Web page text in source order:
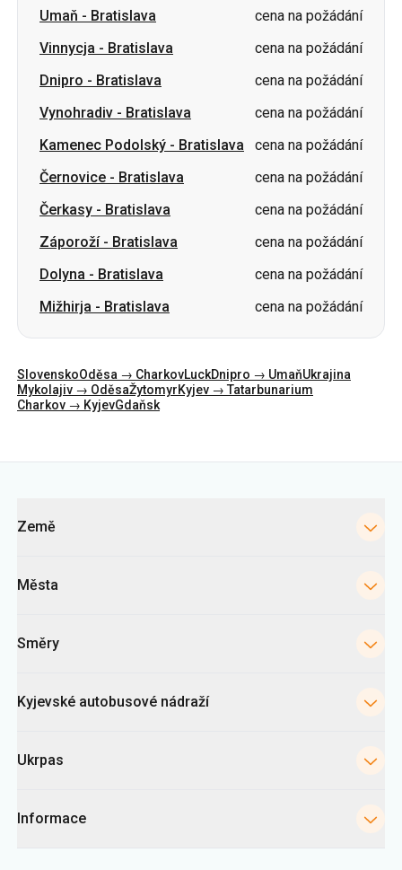
Umaň - Bratislava
cena na požádání
Vinnycja - Bratislava
cena na požádání
Dnipro - Bratislava
cena na požádání
Vynohradiv - Bratislava
cena na požádání
Kamenec Podolský - Bratislava
cena na požádání
Černovice - Bratislava
cena na požádání
Čerkasy - Bratislava
cena na požádání
Záporoží- Bratislava
cena na požádání
Dolyna - Bratislava
cena na požádání
Mižhirja - Bratislava cena na požádání
SlovenskoOděsa → CharkovLuckDnipro → UmaňUkrajina
Mykolajiv → OděsaŽytomyrKyjev → Tatarbunarium
Charkov → KyjevGdaňsk
Země
Města
Směry
Kyjevské autobusové nádraží
Ukrpas
Informace